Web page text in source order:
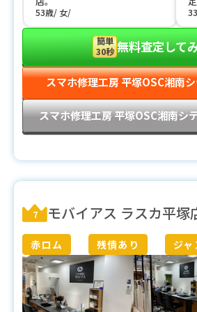
53歳 女
簡単
30秒 無料査定して
スマホ修理工房 平塚OSC湘南
スマホ修理工房 平塚OSC湘南シ
7 モバイアス ラスカ平塚
赤ロム 残債あり ジャ